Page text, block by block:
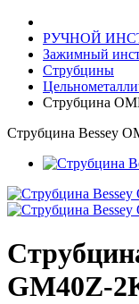
РУЧНОЙ
Зажимный
Струбцины
Струбцина
Струбцина Bessey
GM40Z-